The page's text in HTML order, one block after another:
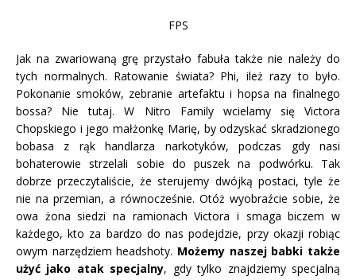
FPS
Jak na zwariowaną grę przystało fabuła także nie należy do
tych normalnych. Ratowanie świata? Phi, ileż razy to było.
Pokonanie smoków, zebranie artefaktu i hopsa na finalnego
bossa? Nie tutaj. W Nitro Family wcielamy się Victora
Chopskiego i jego małżonkę Marię, by odzyskać skradzionego
bobasa z rąk handlarza narkotyków, podczas gdy nasi
bohaterowie strzelali sobie do puszek na podwórku. Tak
dobrze przeczytaliście, że sterujemy dwójką postaci, tyle że
nie na przemian, a równocześnie. Otóż wyobraźcie sobie, że
owa żona siedzi na ramionach Victora i smaga biczem w
każdego, kto za bardzo do nas podejdzie, przy okazji robiąc
owym narzędziem headshoty. Możemy naszej babki także
użyć jako atak specjalny, gdy tylko znajdziemy specjalną